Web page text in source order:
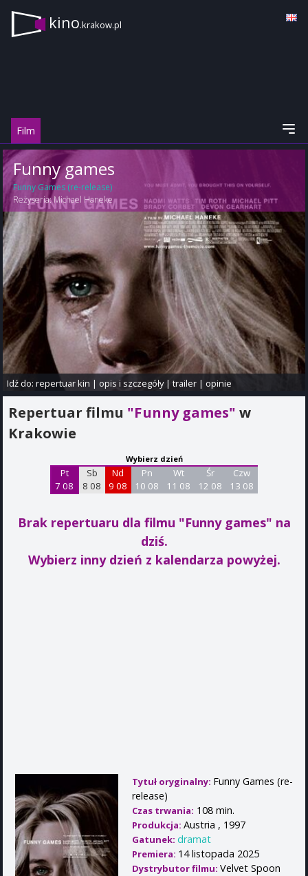
kino.krakow.pl
Film
Funny games
Funny Games (re-release)
Reżyseria:Michael Haneke
Idź do:repertuar kin | opis i szczegóły|trailer |opinie
Repertuar filmu "Funny games" w
Krakowie
Wybierz dzień
Pt
7 08
Sb
8 08
Nd
9 08
Pn
10 08
Wt
11 08
Śr
12 08
Czw
13 08
Brak repertuaru dla filmu "Funny games" na
dziś.
Wybierz inny dzień z kalendarza powyżej.
Tytuł oryginalny: Funny Games (re-
release)
Czas trwania: 108 min.
Produkcja: Austria , 1997
Gatunek: dramat
Premiera: 14 listopada 2025
Dystrybutor filmu: Velvet Spoon